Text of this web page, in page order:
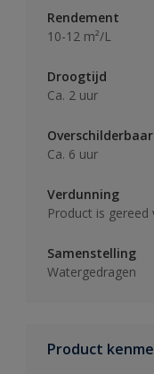
Rendement
10-12 m²/L
Droogtijd
Ca. 2 uur
Overschilderbaar
Ca. 6 uur
Verdunning
Product is gereed
Samenstelling
Watergedragen
Product